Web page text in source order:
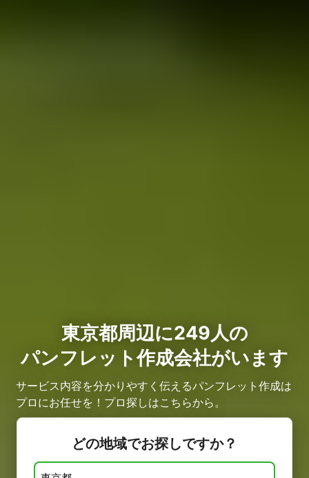
東京都周辺に249人の
パンフレット作成会社がいます
サービス内容を分かりやすく伝えるパンフレット作成は
プロにお任せを！プロ探しはこちらから。
どの地域でお探しですか？